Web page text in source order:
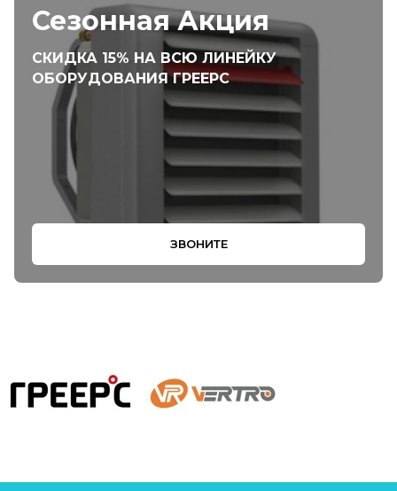
Сезонная Акция
СКИДКА 15% НА ВСЮ ЛИНЕЙКУ
ОБОРУДОВАНИЯ ГРЕЕРС
ЗВОНИТЕ